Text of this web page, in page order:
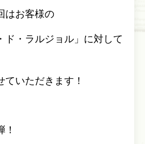
はお客様の
ド・ラルジョル」に対して
ていただきます！